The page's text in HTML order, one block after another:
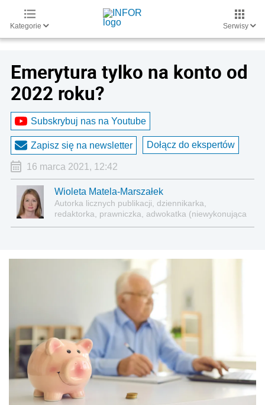
Kategorie Serwisy
Emerytura tylko na konto od
2022 roku?
Subskrybuj nas na Youtube
Zapisz się na newsletter Dołącz do ekspertów
16 marca 2021, 12:42
Wioleta Matela-Marszałek
Autorka licznych publikacji, dziennikarka,
redaktorka, prawniczka, adwokatka (niewykonująca